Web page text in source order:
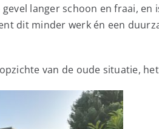
langer schoon en fraai,
dit minder werk én een
van de oude situatie,